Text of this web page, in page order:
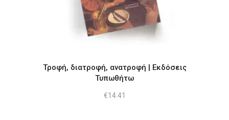
Τροφή, διατροφή, ανατροφή | Εκδόσεις
Τυπωθήτω
€14.41